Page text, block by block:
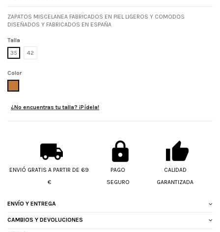
ZAPATOS MISCELANEA FABRICADOS EN PIEL LIGEROS Y COMODOS
DISEÑADOS Y FABRICADOS EN ESPAÑA
Talla
35
42
Color
¿No encuentras tu talla? ¡Pídela!
ENVIÓ GRATIS A PARTIR DE 69
€
PAGO
SEGURO
CALIDAD
GARANTIZADA
ENVÍO Y ENTREGA
CAMBIOS Y DEVOLUCIONES